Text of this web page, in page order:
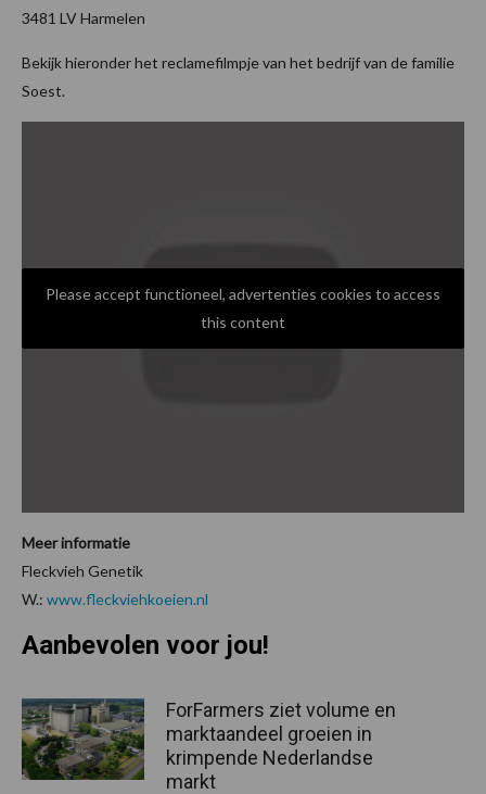
3481 LV Harmelen
Bekijk hieronder het reclamefilmpje van het bedrijf van de familie
Soest.
Please accept functioneel, advertenties cookies to access
this content
Meer informatie
Fleckvieh Genetik
W.: www.fleckviehkoeien.nl
Aanbevolen voor jou!
ForFarmers ziet volume en
marktaandeel groeien in
krimpende Nederlandse
markt